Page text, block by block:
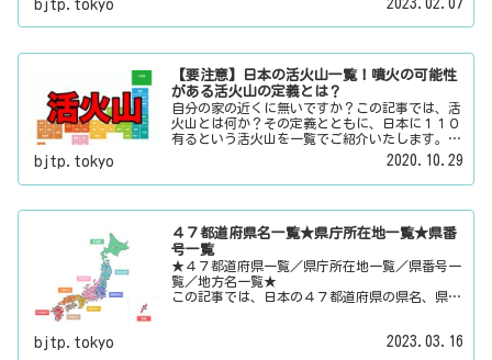
また、月給と賞与（ボーナス）、平均年齢と平均
の勤続年数についても表示しています。
bjtp.tokyo 2023.02.07
【要注意】日本の活火山一覧！噴火の可能性
がある活火山の定義とは？
自分の家の近くに無いですか？この記事では、活
火山とは何か？その定義とともに、日本に１１０
有るという活火山を一覧でご紹介いたします。そ
の他にも、大日本観光新聞では、方言・お土産・
名物・観光スポット・デートスポット・パワース
ポット・心霊スポットなどの各都道府県の観光情
bjtp.tokyo 2020.10.29
４７都道府県名一覧★県庁所在地一覧★県番
号一覧
★４７都道府県一覧／県庁所在地一覧／県番号一
覧／地方名一覧★
この記事では、日本の４７都道府県の県名、県庁
のリンク先にはその地域に関する記事をご用意し
bjtp.tokyo 2023.03.16